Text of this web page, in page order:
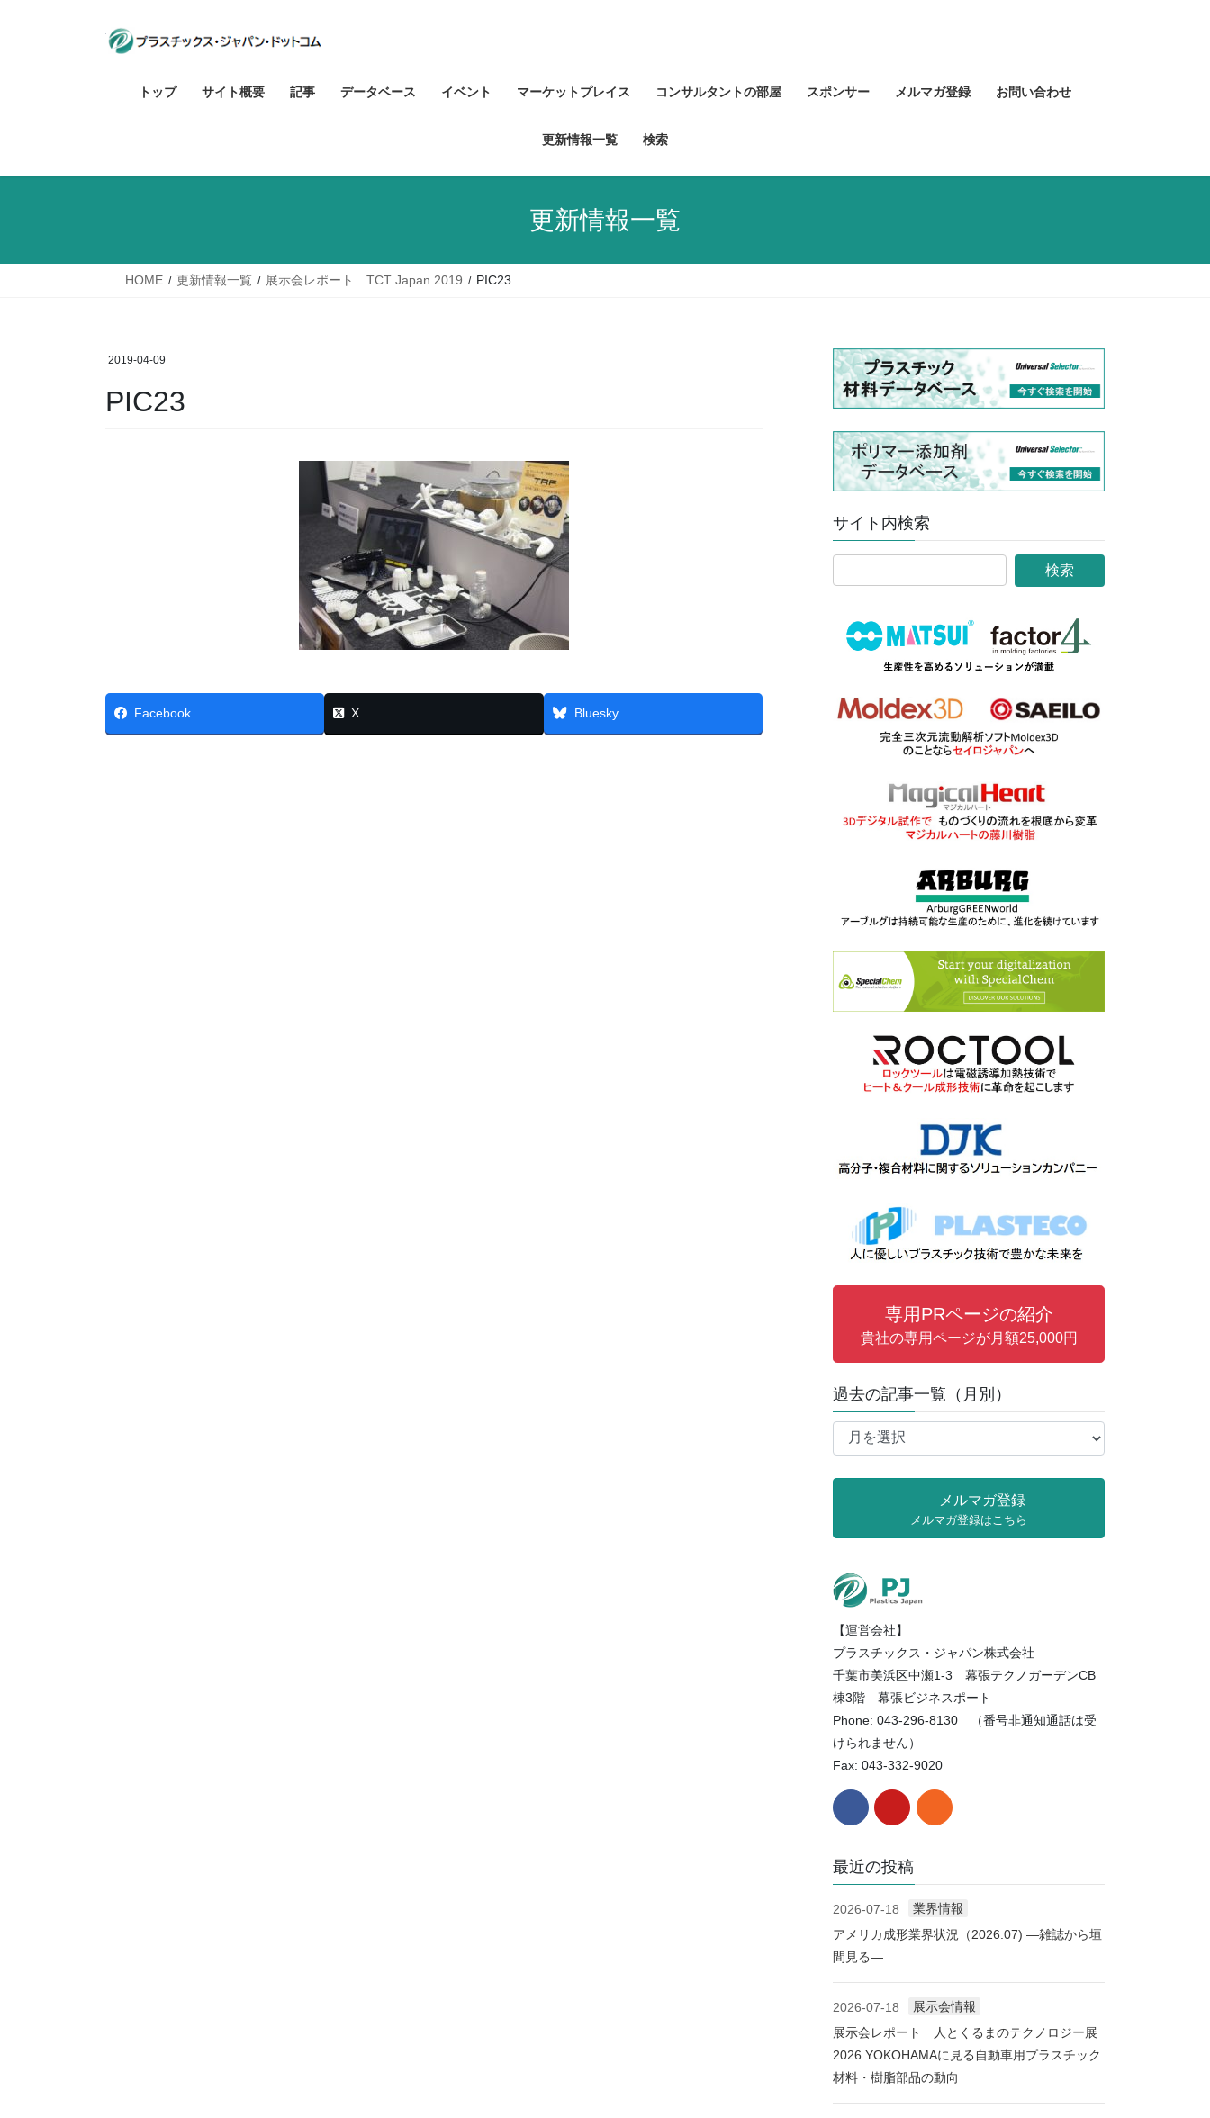
トップ サイト概要 記事 データベース イベント マーケットプレイス コンサルタントの部屋 スポンサー メルマガ登録 お問い合わせ
更新情報一覧 検索
更新情報一覧
HOME 更新情報一覧 展示会レポート TCT Japan 2019 PIC23
2019-04-09
PIC23
Facebook X Bluesky
サイト内検索
専用PRページの紹介
貴社の専用ページが月額25,000円
過去の記事一覧（月別）
過
（月
別）
メルマガ登録
メルマガ登録はこちら
【運営会社】
プラスチックス・ジャパン株式会社
千葉市美浜区中瀬1-3 幕張テクノガーデンCB
棟3階 幕張ビジネスポート
Phone: 043-296-8130 （番号非通知通話は受
けられません）
Fax: 043-332-9020
最近の投稿
2026-07-18
業界情報
アメリカ成形業界状況（2026.07) ―雑誌から垣
間見る―
2026-07-18
展示会情報
展示会レポート 人とくるまのテクノロジー展
2026 YOKOHAMAに見る自動車用プラスチック
材料・樹脂部品の動向